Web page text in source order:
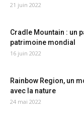
21 juin 2022
Cradle Mountain : un
patrimoine mondial
16 juin 2022
Rainbow Region, un
avec la nature
24 mai 2022